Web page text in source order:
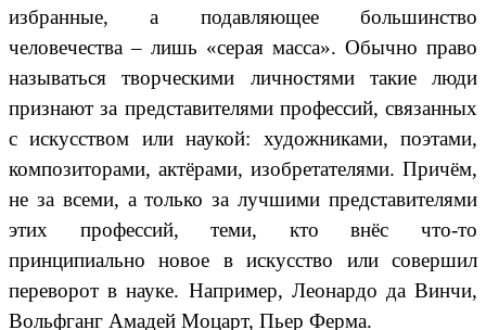
избранные, а подавляющее большинство
человечества – лишь «серая масса». Обычно право
называться творческими личностями такие люди
признают за представителями профессий, связанных
с искусством или наукой: художниками, поэтами,
композиторами, актёрами, изобретателями. Причём,
не за всеми, а только за лучшими представителями
этих профессий, теми, кто внёс что-то
принципиально новое в искусство или совершил
переворот в науке. Например, Леонардо да Винчи,
Вольфганг Амадей Моцарт, Пьер Ферма.